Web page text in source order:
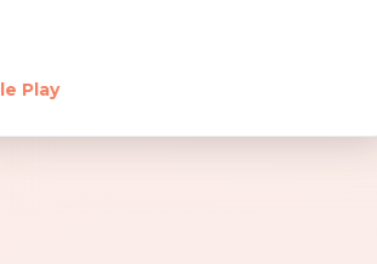
Play